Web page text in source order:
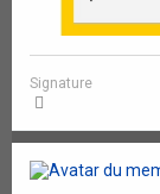
Signature
u